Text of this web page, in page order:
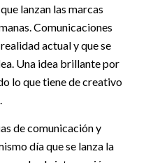
lanzan las marcas
Comunicaciones
actual y que se
Una idea brillante por
lo que tiene de creativo
de comunicación y
día que se lanza la